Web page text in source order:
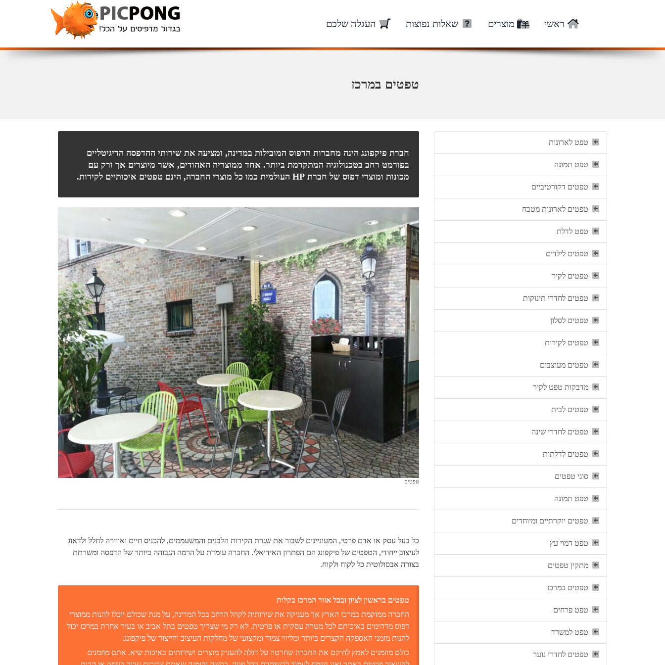
ראשי מוצרים שאלות נפוצות העגלה שלכם
טפטים במרכז
טפט לארונות
טפט תמונה
טפטים דקורטיביים
טפטים לארונות מטבח
טפט לדלת
טפטים לילדים
טפטים לקיר
טפטים לחדרי תינוקות
טפטים לסלון
טפטים לקירות
טפטים מעוצבים
מדבקות טפט לקיר
טפטים לבית
טפטים לחדרי שינה
טפטים לדלתות
סוגי טפטים
טפט תמונה
טפטים יוקרתיים ומיוחדים
טפט דמוי עץ
מתקין טפטים
טפטים במרכז
טפט פרחים
טפט למשרד
טפטים לחדרי נוער
חברת פיקפונג הינה מחברות הדפוס המובילות במדינה, ומציעה את שירותי ההדפסה הדיגיטליים
בפורמט רחב בטכנולוגיה המתקדמת ביותר. אחד ממוצריה האהודים, אשר מיוצרים אך ורק עם
מכונות ומוצרי דפוס של חברת HP העולמית כמו כל מוצרי החברה, הינם טפטים איכותיים לקירות.
טפטים
כל בעל עסק או אדם פרטי, המעוניינים לשבור את שגרת הקירות הלבנים והמשעממים, להכניס חיים ואווירה לחלל ולדאוג
לעיצוב ייחודי, הטפטים של פיקפונג הם הפתרון האידיאלי. החברה עומדת על הרמה הגבוהה ביותר של הדפסה ומשרתת
בצורה אבסולוטית כל לקוח ולקוח.
טפטים בראשון לציון ובכל אזור המרכז בקלות
החברה ממוקמת במרכז הארץ אך מעניקה את שירותיה לקהל הרחב בכל המדינה, על מנת שכולם יוכלו להנות ממוצרי
דפוס מדהימים באיכותם לכל מטרה עסקית או פרטית. לא רק מי שצריך טפטים בתל אביב או בעיר אחרת במרכז יכול
להנות מזמני האספקה הקצרים ביותר ומליווי צמוד ומקצועי של מחלקות העיצוב והייצור של פיקפונג.
כולם מוזמנים לאמץ לחיקם את החברה שחרטה על דגלה להעניק מוצרים ושירותים באיכות שיא. אתם מוזמנים